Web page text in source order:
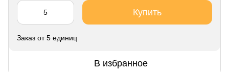
Купить
Заказ от 5 единиц
В избранное